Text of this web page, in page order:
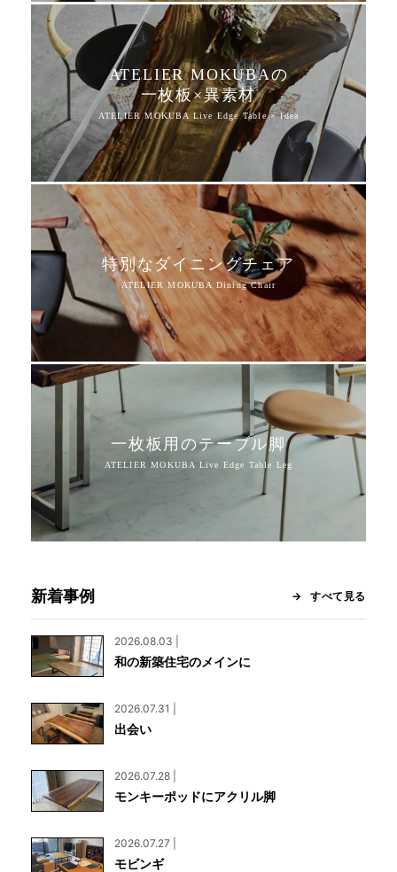
ATELIER MOKUBAの
一枚板×異素材
特別なダイニングチェア
一枚板用のテーブル脚
新着事例 すべて見る
2026.08.03 |
和の新築住宅のメインに
2026.07.31 |
出会い
2026.07.28 |
モンキーポッドにアクリル脚
2026.07.27 |
モビンギ